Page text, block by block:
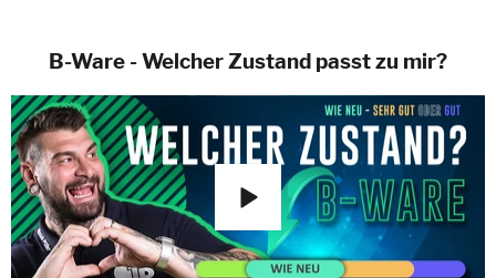
B-Ware - Welcher Zustand passt zu mir?